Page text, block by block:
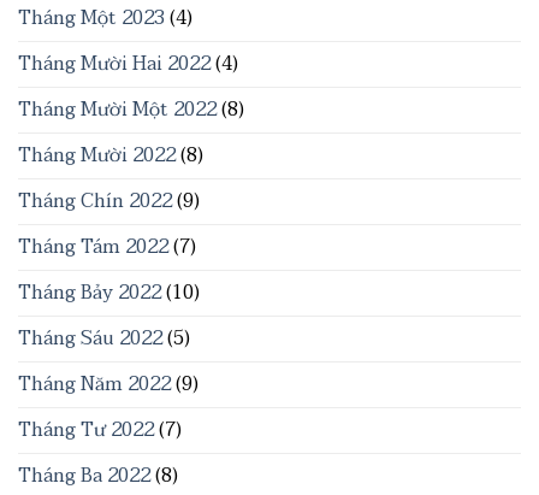
Tháng Một 2023(4)
Tháng Mười Hai 2022(4)
Tháng Mười Một 2022(8)
Tháng Mười 2022(8)
Tháng Chín 2022(9)
Tháng Tám 2022(7)
Tháng Bảy 2022(10)
Tháng Sáu 2022(5)
Tháng Năm 2022(9)
Tháng Tư 2022(7)
Tháng Ba 2022(8)